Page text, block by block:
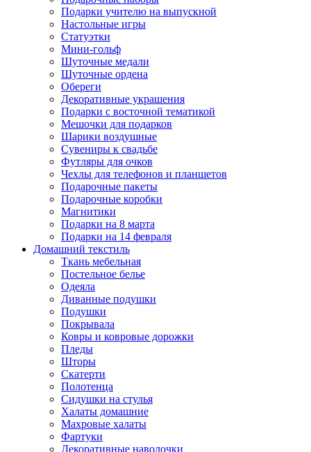
Подарки учителю на выпускной
Настольные игры
Статуэтки
Мини-гольф
Шуточные медали
Шуточные ордена
Обереги
Декоративные украшения
Подарки с восточной тематикой
Мешочки для подарков
Шарики воздушные
Сувениры к свадьбе
Футляры для очков
Чехлы для телефонов и планшетов
Подарочные пакеты
Подарочные коробки
Магнитики
Подарки на 8 марта
Подарки на 14 февраля
Домашний текстиль
Ткань мебельная
Постельное белье
Одеяла
Диванные подушки
Подушки
Покрывала
Ковры и ковровые дорожки
Пледы
Шторы
Скатерти
Полотенца
Сидушки на стулья
Халаты домашние
Махровые халаты
Фартуки
Декоративные наволочки